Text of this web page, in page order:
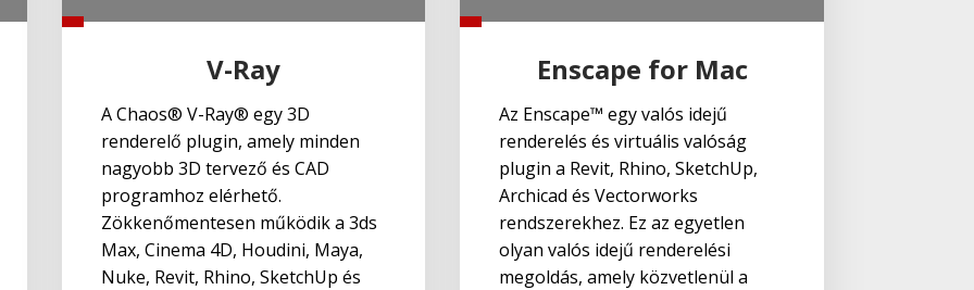
V-Ray
A Chaos® V-Ray® egy 3D
renderelő plugin, amely minden
nagyobb 3D tervező és CAD
programhoz elérhető.
Zökkenőmentesen működik a 3ds
Max, Cinema 4D, Houdini, Maya,
Nuke, Revit, Rhino, SketchUp és
Enscape for Mac
Az Enscape™ egy valós idejű
renderelés és virtuális valóság
plugin a Revit, Rhino, SketchUp,
Archicad és Vectorworks
rendszerekhez. Ez az egyetlen
olyan valós idejű renderelési
megoldás, amely közvetlenül a